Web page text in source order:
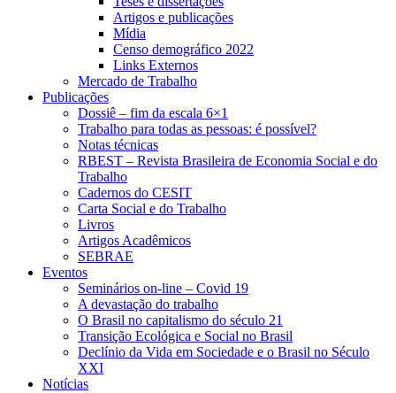
Artigos e publicações
Mídia
Censo demográfico 2022
Links Externos
Mercado de Trabalho
Publicações
Dossiê – fim da escala 6×1
Trabalho para todas as pessoas: é possível?
Notas técnicas
RBEST – Revista Brasileira de Economia Social e do
Trabalho
Cadernos do CESIT
Carta Social e do Trabalho
Livros
Artigos Acadêmicos
SEBRAE
Eventos
Seminários on-line – Covid 19
A devastação do trabalho
O Brasil no capitalismo do século 21
Transição Ecológica e Social no Brasil
Declínio da Vida em Sociedade e o Brasil no Século
XXI
Notícias